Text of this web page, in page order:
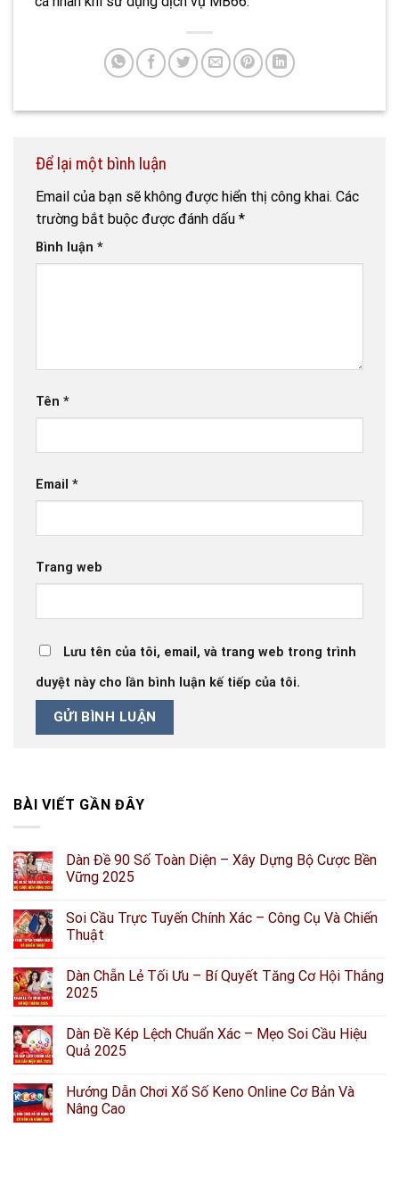
BÀI VIẾT GẦN ĐÂY
Dàn Đề 90 Số Toàn Diện – Xây Dựng Bộ Cược Bền
Vững 2025
Soi Cầu Trực Tuyến Chính Xác – Công Cụ Và Chiến
Thuật
Dàn Chẵn Lẻ Tối Ưu – Bí Quyết Tăng Cơ Hội Thắng
2025
Dàn Đề Kép Lệch Chuẩn Xác – Mẹo Soi Cầu Hiệu
Quả 2025
Hướng Dẫn Chơi Xổ Số Keno Online Cơ Bản Và
Nâng Cao
Để lại một bình luận
Email của bạn sẽ không được hiển thị công khai. Các
trường bắt buộc được đánh dấu *
Bình luận *
Tên *
Email *
Trang web
Lưu tên của tôi, email, và trang web trong trình
duyệt này cho lần bình luận kế tiếp của tôi.